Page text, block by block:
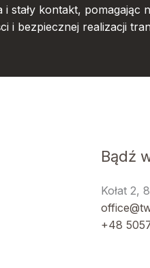
i stały kontakt,
i bezpiecznej realizacji
Bądź
Kołat 2,
+48